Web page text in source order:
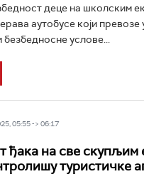
деце на школским
аутобусе који превозе
безбедносне услове...
05:55 -> 06:17
ђака на све скупљим
туристичке